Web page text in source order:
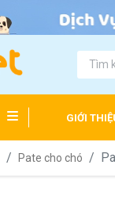
GIỚI
Pate cho chó